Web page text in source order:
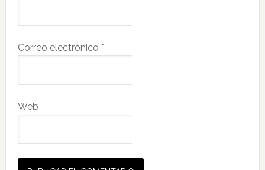
Correo electrónico *
Web